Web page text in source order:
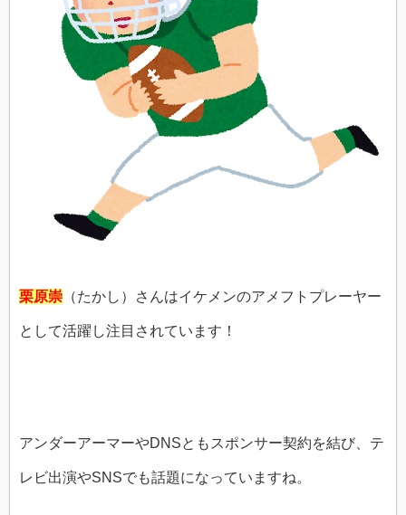
栗原崇 （たかし）さんはイケメンのアメフトプレーヤー
として活躍し注目されています！
アンダーアーマーやDNSともスポンサー契約を結び、テ
レビ出演やSNSでも話題になっていますね。